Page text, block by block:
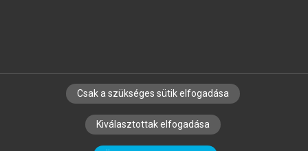
SZERZŐKNEK CÉGEKNEK KÖNYVTÁROSOKNAK
SZERKESZTÉSI ÉS LEKTORÁLÁSI ALAPELVEK
Csak a szükséges sütik elfogadása
Kiválasztottak elfogadása